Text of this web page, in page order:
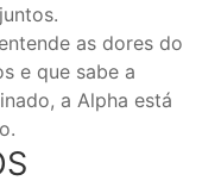
as dores do
e que sabe a
a Alpha está